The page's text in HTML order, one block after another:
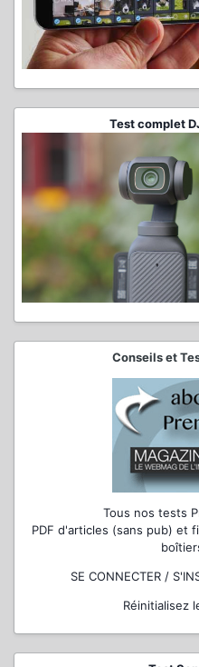
Test complet
Conseils et
Tous nos tests
PDF d'articles (sans pub) et
SE CONNECTER /
Réinitialisez